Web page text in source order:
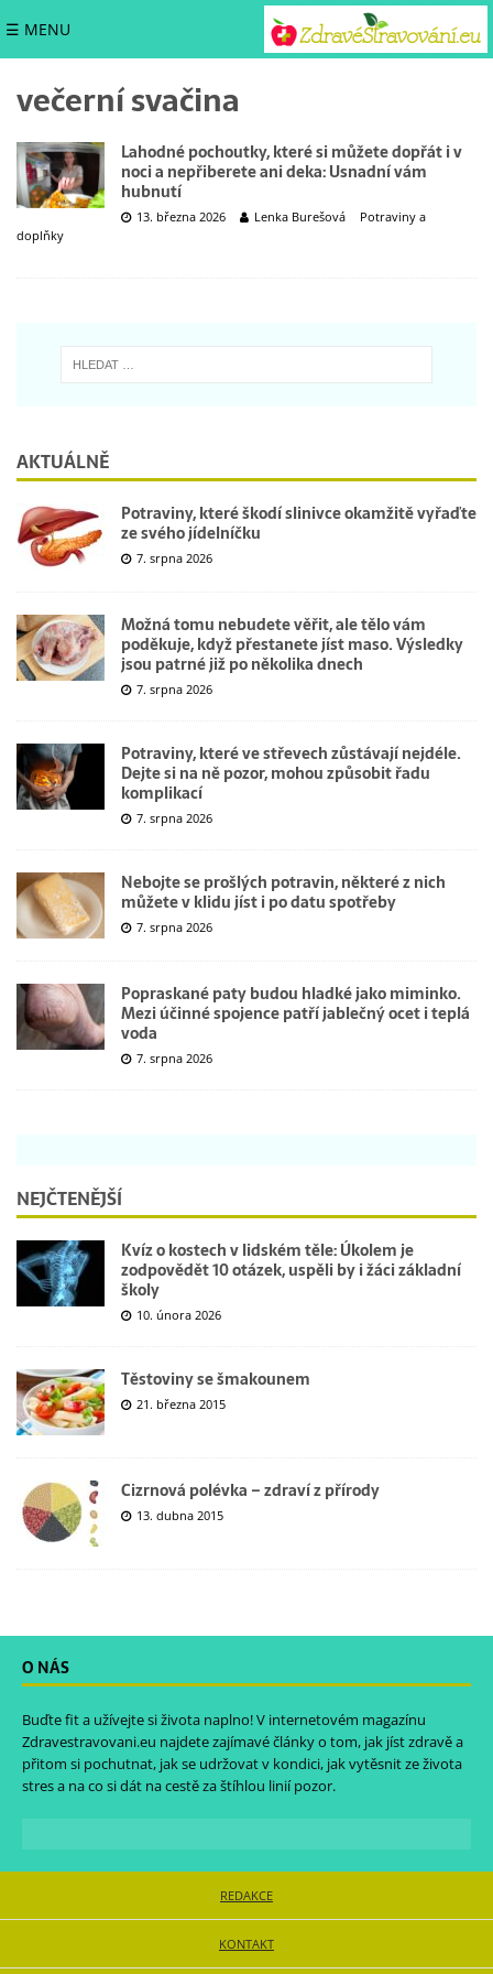
☰ MENU
večerní svačina
Lahodné pochoutky, které si můžete dopřát i v
noci a nepřiberete ani deka: Usnadní vám
hubnutí
13. března 2026 Lenka Burešová
Potraviny a
doplňky
AKTUÁLNĚ
Potraviny, které škodí slinivce okamžitě vyřaďte
ze svého jídelníčku
7. srpna 2026
Možná tomu nebudete věřit, ale tělo vám
poděkuje, když přestanete jíst maso. Výsledky
jsou patrné již po několika dnech
7. srpna 2026
Potraviny, které ve střevech zůstávají nejdéle.
Dejte si na ně pozor, mohou způsobit řadu
komplikací
7. srpna 2026
Nebojte se prošlých potravin, některé z nich
můžete v klidu jíst i po datu spotřeby
7. srpna 2026
Popraskané paty budou hladké jako miminko.
Mezi účinné spojence patří jablečný ocet i teplá
voda
7. srpna 2026
NEJČTENĚJŠÍ
Kvíz o kostech v lidském těle: Úkolem je
zodpovědět 10 otázek, uspěli by i žáci základní
školy
10. února 2026
Těstoviny se šmakounem
21. března 2015
Cizrnová polévka – zdraví z přírody
13. dubna 2015
O NÁS
Buďte fit a užívejte si života naplno! V internetovém magazínu
Zdravestravovani.eu najdete zajímavé články o tom, jak jíst zdravě a
přitom si pochutnat, jak se udržovat v kondici, jak vytěsnit ze života
stres a na co si dát na cestě za štíhlou linií pozor.
REDAKCE
KONTAKT